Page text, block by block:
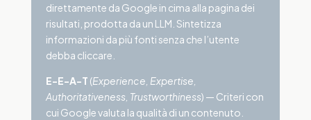
direttamente da Google in cima alla pagina dei
risultati, prodotta da un LLM. Sintetizza
informazioni da più fonti senza che l’utente
debba cliccare.
E-E-A-T (Experience, Expertise,
Authoritativeness, Trustworthiness) — Criteri con
cui Google valuta la qualità di un contenuto.